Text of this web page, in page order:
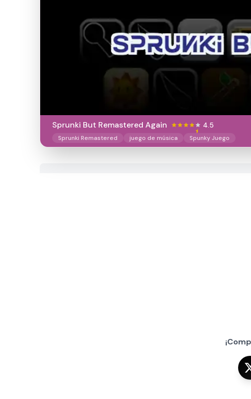
Sprunki But Remastered Again 4.5
Sprunki Remastered juego de música Spunky Juego